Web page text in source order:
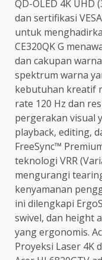
QD-OLED 4K UHD
dan sertifikasi
untuk
CE320QK G
dan cakupan
spektrum warna
kebutuhan kreatif
rate 120 Hz dan
pergerakan visual
playback, editing,
FreeSync™
teknologi VRR
mengurangi
kenyamanan
ini dilengkapi
swivel, dan height
yang ergonomis.
Proyeksi Laser 4K